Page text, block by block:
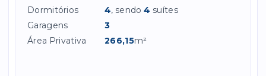
Dormitórios 4, sendo4 suítes
Garagens
3
Área Privativa
266,15m²